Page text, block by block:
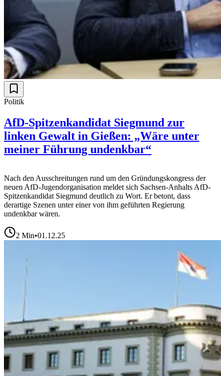
Politik
AfD-Spitzenkandidat Siegmund zur
linken Gewalt in Gießen: „Wäre unter
meiner Führung undenkbar“
Nach den Ausschreitungen rund um den Gründungskongress der
neuen AfD-Jugendorganisation meldet sich Sachsen-Anhalts AfD-
Spitzenkandidat Siegmund deutlich zu Wort. Er betont, dass
derartige Szenen unter einer von ihm geführten Regierung
undenkbar wären.
2 Min•01.12.25